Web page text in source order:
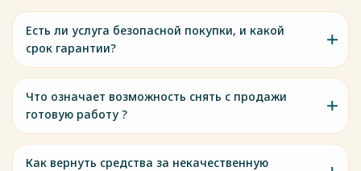
Есть ли услуга безопасной покупки, и какой
срок гарантии?
Что означает возможность снять с продажи
готовую работу ?
Как вернуть средства за некачественную